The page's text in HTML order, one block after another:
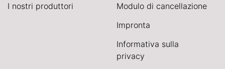
I nostri produttori
Modulo di cancellazione
Impronta
Informativa sulla
privacy